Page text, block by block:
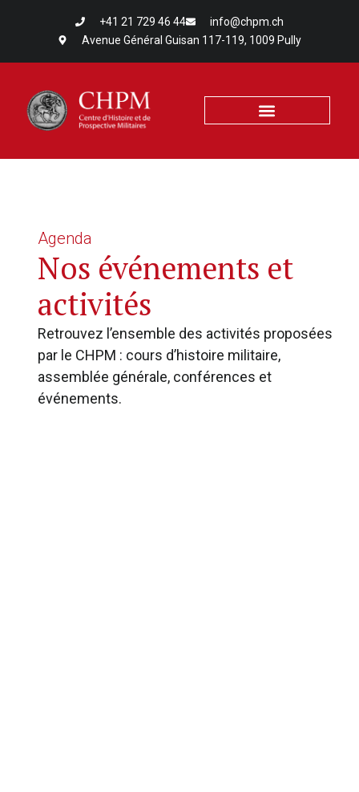
+41 21 729 46 44
info@chpm.ch
Avenue Général Guisan 117-119, 1009 Pully
Agenda
Nos événements et
activités
Retrouvez l’ensemble des activités proposées
par le CHPM : cours d’histoire militaire,
assemblée générale, conférences et
événements.